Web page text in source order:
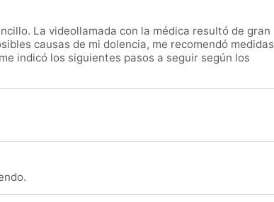
La videollamada con la médica resultó de gran
causas de mi dolencia, me recomendó medidas
indicó los siguientes pasos a seguir según los